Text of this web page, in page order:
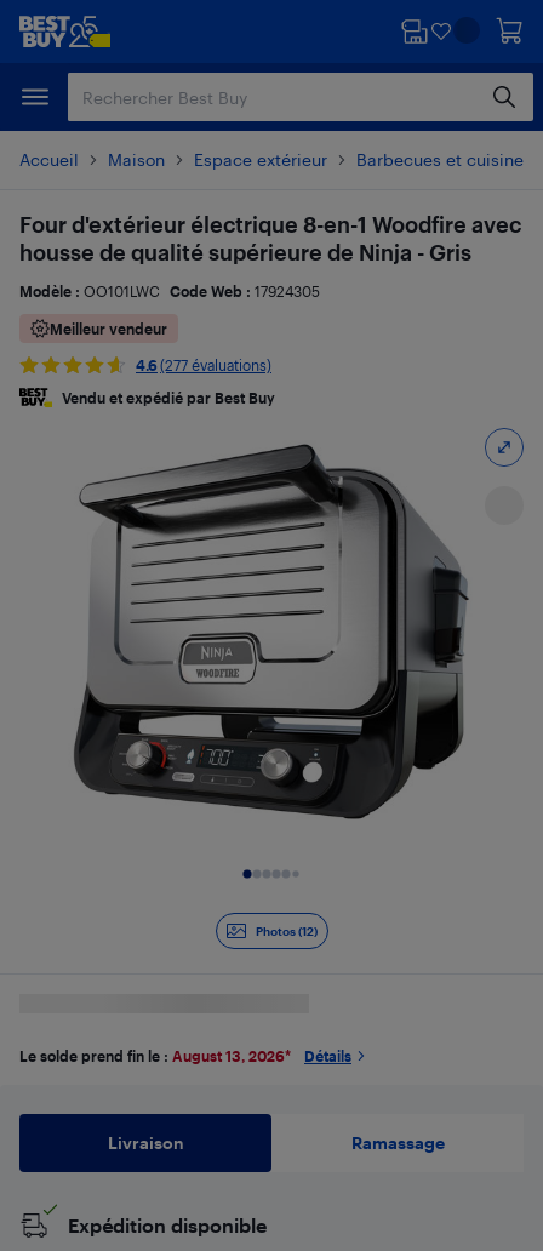
Passer
principal
Passer
Accueil Maison Espace extérieur Barbecues et cuisine
Photos (12)
Four d'extérieur électrique 8-en-1 Woodfire avec
housse de qualité supérieure de Ninja - Gris
Modèle : OO101LWC Code Web : 17924305
Meilleur vendeur
4.6 (277 évaluations)
Vendu et expédié par Best Buy
Le solde prend fin le : August 13, 2026* Détails
Livraison Ramassage
Expédition disponible